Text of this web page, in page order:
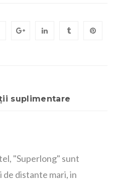
suplimentare
"Superlong" sunt
distante mari, in